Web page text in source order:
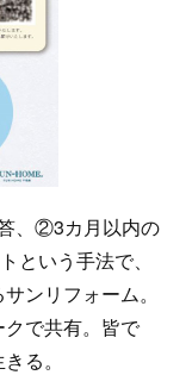
、②3カ月以内の
という手法で、
ンリフォーム。
で共有。皆で
る。